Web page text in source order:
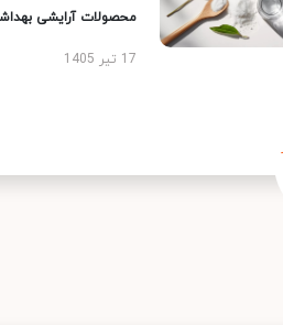
محصولات آرایشی
17 تیر 1405